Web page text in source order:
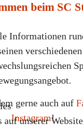
beim SC
Informationen
gerne auch auf
Instagram!
unserer